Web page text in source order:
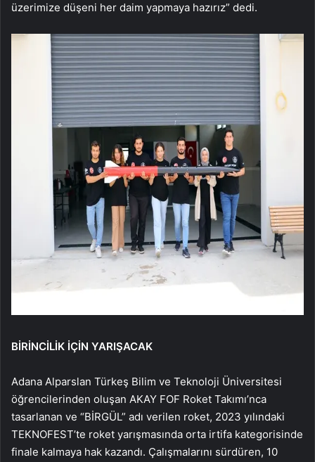
üzerimize düşeni her daim yapmaya hazırız” dedi.
BİRİNCİLİK İÇİN YARIŞACAK
Adana Alparslan Türkeş Bilim ve Teknoloji Üniversitesi
öğrencilerinden oluşan AKAY FOF Roket Takımı’nca
tasarlanan ve “BİRGÜL” adı verilen roket, 2023 yılındaki
TEKNOFEST’te roket yarışmasında orta irtifa kategorisinde
finale kalmaya hak kazandı. Çalışmalarını sürdüren, 10